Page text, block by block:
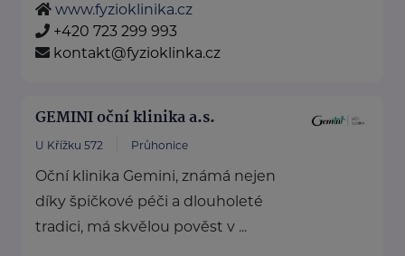
www.fyzioklinika.cz
+420 723 299 993
kontakt@fyzioklinka.cz
GEMINI oční klinika a.s.
U Křížku 572 Průhonice
Oční klinika Gemini, známá nejen
díky špičkové péči a dlouholeté
tradici, má skvělou pověst v ...